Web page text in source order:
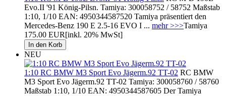
Evo.II '91 König-Pilsn. Tamiya: 300058752 / 58752 Maßstab
1:10, 1/10 EAN: 4950344587520 Tamiya präsentiert den
Mercedes-Benz 190 E 2.5-16 EVO I ... mehr >>>Tamiya
175.00 EUR[inkl. 20% MwSt]
NEU
1:10 RC BMW M3 Sport Evo Jägerm.92 TT-02 RC BMW
M3 Sport Evo Jägerm.92 TT-02 Tamiya: 300058760 / 58760
Maßstab 1:10, 1/10 EAN: 4950344587605 Der Tamiya